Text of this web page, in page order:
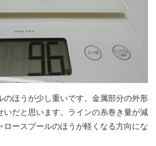
のほうが少し重いです。金属部分の外形
いだと思います。ラインの糸巻き量が減
ロースプールのほうが軽くなる方向にな